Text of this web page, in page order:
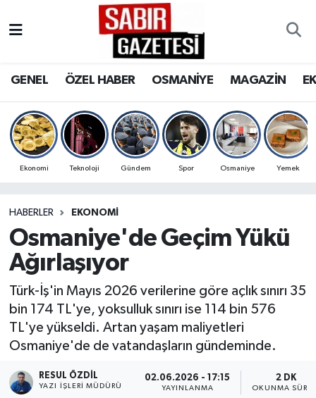
GENEL ÖZEL HABER OSMANİYE MAGAZİN
Ekonomi Teknoloji Gündem Spor Osmaniye Yemek
HABERLER EKONOMI
Osmaniye'de Geçim Yükü
Ağırlaşıyor
Türk-İş'in Mayıs 2026 verilerine göre açlık sınırı 35
bin 174 TL'ye, yoksulluk sınırı ise 114 bin 576
TL'ye yükseldi. Artan yaşam maliyetleri
Osmaniye'de de vatandaşların gündeminde.
RESUL ÖZDIL
YAZI İŞLERI MÜDÜRÜ
02.06.2026 - 17:15
YAYINLANMA
2 DK
OKUNMA
OSMANİYE
MAGAZİN
SPOR
RESMİ İLANLAR
Osmaniye Nöbetçi Eczaneler
Osmaniye Trafik Yoğunluk Haritası
Süper Lig Puan Durumu ve Fikstür
Son Dakika Haberleri
Haber Arşivi